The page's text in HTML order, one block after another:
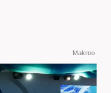
Makroo